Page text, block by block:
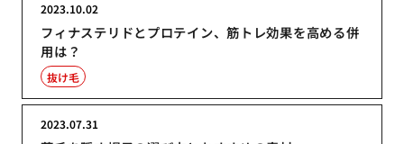
フィナステリドとプロテイン、筋トレ効果を高める併
用は？
2023.10.02
抜け毛
2023.07.31